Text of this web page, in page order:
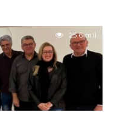
25.6 mil